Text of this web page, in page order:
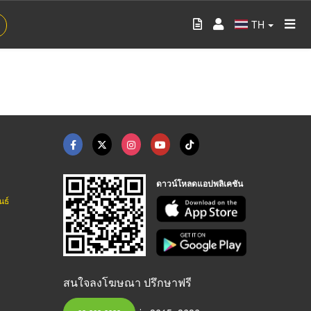
TH
ธ์
ดาวน์โหลดแอปพลิเคชัน
สนใจลงโฆษณา ปรึกษาฟรี